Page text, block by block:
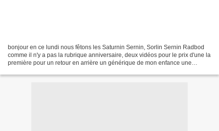
bonjour en ce lundi nous fêtons les Saturnin Sernin, Sorlin Sernin Radbod
comme il n'y a pas la rubrique anniversaire, deux vidéos pour le prix d'une la
première pour un retour en arrière un générique de mon enfance une